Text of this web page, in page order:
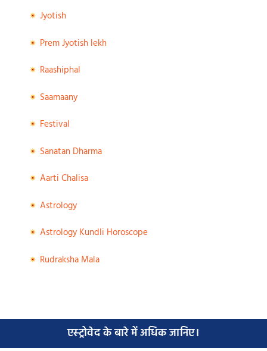
Jyotish
Prem Jyotish lekh
Raashiphal
Saamaany
Festival
Sanatan Dharma
Aarti Chalisa
Astrology
Astrology Kundli Horoscope
Rudraksha Mala
एस्ट्रोवेद के बारे में अधिक जानिए।